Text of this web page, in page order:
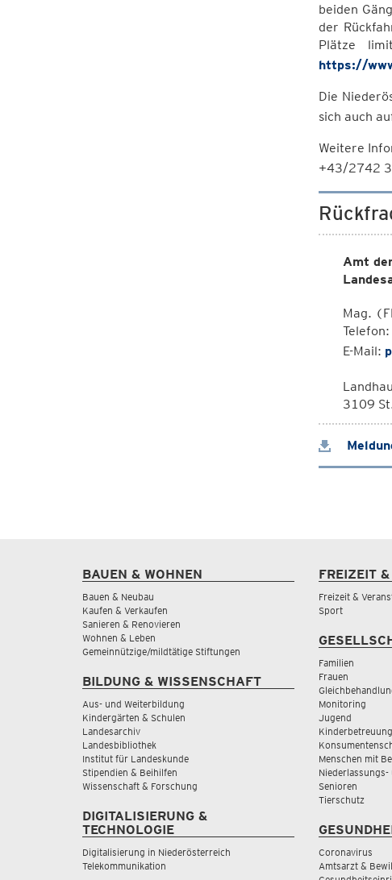
beiden
der
Plätze
https://
Die
sich auch
Weitere
+43/2742
Amt
Mag.
E-Mail:
3109
BAUEN & WOHNEN
Bauen & Neubau
Kaufen & Verkaufen
Sanieren & Renovieren
Wohnen & Leben
Gemeinnützige/mildtätige Stiftungen
BILDUNG & WISSENSCHAFT
Aus- und Weiterbildung
Kindergärten & Schulen
Landesarchiv
Landesbibliothek
Institut für Landeskunde
Stipendien & Beihilfen
Wissenschaft & Forschung
DIGITALISIERUNG &
TECHNOLOGIE
Digitalisierung in Niederösterreich
Telekommunikation
FREIZEIT
Freizeit &
Sport
Familien
Frauen
Monitoring
Jugend
Kinderbetreuung
Menschen mit
Senioren
Tierschutz
Coronavirus
Amtsarzt &